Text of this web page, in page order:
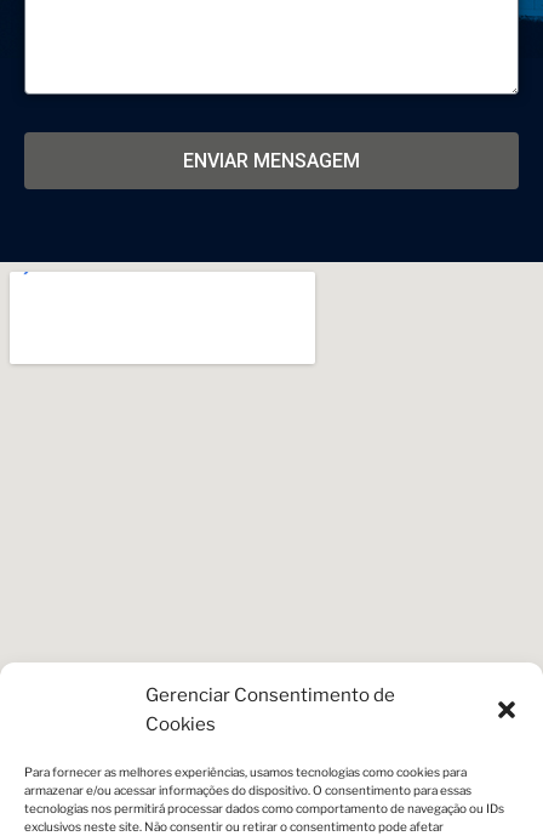
Gerenciar Consentimento de
Cookies
Para fornecer as melhores experiências, usamos tecnologias como cookies para
armazenar e/ou acessar informações do dispositivo. O consentimento para essas
tecnologias nos permitirá processar dados como comportamento de navegação ou IDs
exclusivos neste site. Não consentir ou retirar o consentimento pode afetar
ENVIAR MENSAGEM